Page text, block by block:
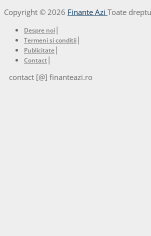
Copyright © 2026 Finante Azi Toate
Despre noi|
Termeni si conditii|
Publicitate|
Contact|
contact [@] finanteazi.ro